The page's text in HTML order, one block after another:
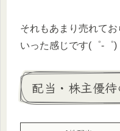
それもあまり売れて
いった感じです(゜-゜)
配当・株主優